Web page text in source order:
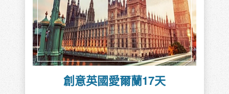
創意英國愛爾蘭17天